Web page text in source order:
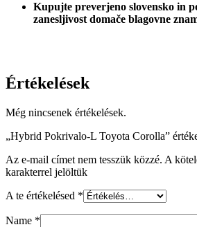
Kupujte preverjeno slovensko in
zanesljivost domače blagovne
Értékelések
Még nincsenek értékelések.
„Hybrid Pokrivalo-L Toyota Corolla”
Az e-mail címet nem tesszük közzé. A
karakterrel jelöltük
A te értékelésed *
Name *